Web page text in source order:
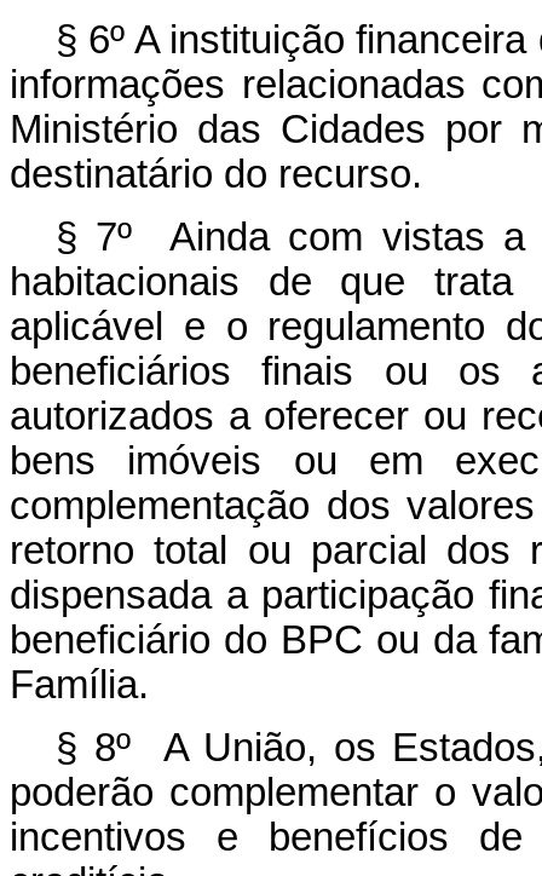
§ 6º A instituição
informações relacionadas
Ministério das Cidades por
destinatário do recurso.
§ 7º Ainda com vistas a
habitacionais de que
aplicável e o regulamento
beneficiários finais ou os
autorizados a oferecer ou
bens imóveis ou em
complementação dos
retorno total ou parcial dos
dispensada a participação
beneficiário do BPC ou da
Família.
§ 8º A União, os
poderão complementar o
incentivos e benefícios